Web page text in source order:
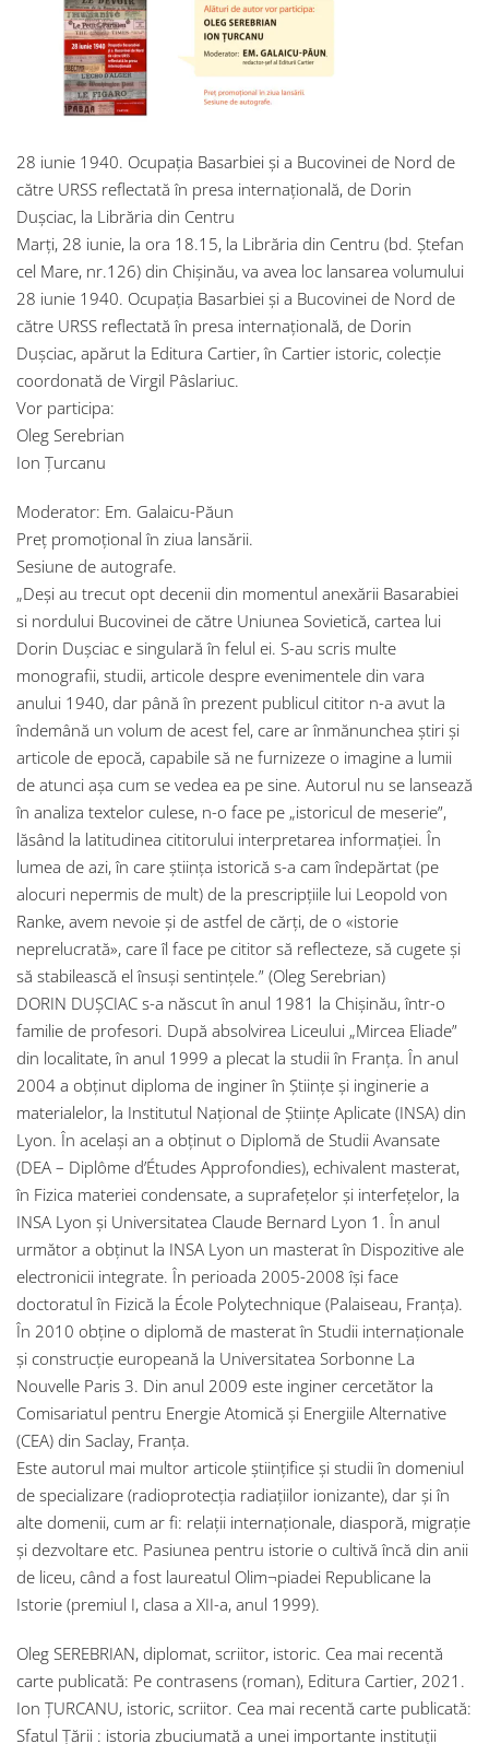
28 iunie 1940. Ocupația Basarbiei și a Bucovinei de Nord de
către URSS reflectată în presa internațională, de Dorin
Dușciac, la Librăria din Centru
Marți, 28 iunie, la ora 18.15, la Librăria din Centru (bd. Ștefan
cel Mare, nr.126) din Chișinău, va avea loc lansarea volumului
28 iunie 1940. Ocupația Basarbiei și a Bucovinei de Nord de
către URSS reflectată în presa internațională, de Dorin
Dușciac, apărut la Editura Cartier, în Cartier istoric, colecție
coordonată de Virgil Pâslariuc.
Vor participa:
Oleg Serebrian
Ion Țurcanu
Moderator: Em. Galaicu-Păun
Preț promoțional în ziua lansării.
Sesiune de autografe.
„Deşi au trecut opt decenii din momentul anexării Basarabiei
si nordului Bucovinei de către Uniunea Sovietică, cartea lui
Dorin Duşciac e singulară în felul ei. S-au scris multe
monografii, studii, articole despre evenimentele din vara
anului 1940, dar până în prezent publicul cititor n-a avut la
îndemână un volum de acest fel, care ar înmănunchea ştiri şi
articole de epocă, capabile să ne furnizeze o imagine a lumii
de atunci aşa cum se vedea ea pe sine. Autorul nu se lansează
în analiza textelor culese, n-o face pe „istoricul de meserie”,
lăsând la latitudinea cititorului interpretarea informaţiei. În
lumea de azi, în care ştiinţa istorică s-a cam îndepărtat (pe
alocuri nepermis de mult) de la prescripţiile lui Leopold von
Ranke, avem nevoie şi de astfel de cărţi, de o «istorie
neprelucrată», care îl face pe cititor să reflecteze, să cugete şi
să stabilească el însuşi sentinţele.” (Oleg Serebrian)
DORIN DUȘCIAC s-a născut în anul 1981 la Chișinău, într-o
familie de profesori. După absolvirea Liceului „Mircea Eliade”
din localitate, în anul 1999 a plecat la studii în Franța. În anul
2004 a obținut diploma de inginer în Științe și inginerie a
materialelor, la Institutul Național de Științe Aplicate (INSA) din
Lyon. În același an a obținut o Diplomă de Studii Avansate
(DEA – Diplôme d’Études Approfondies), echivalent masterat,
în Fizica materiei condensate, a suprafețelor și interfețelor, la
INSA Lyon și Universitatea Claude Bernard Lyon 1. În anul
următor a obținut la INSA Lyon un masterat în Dispozitive ale
electronicii integrate. În perioada 2005-2008 își face
doctoratul în Fizică la École Polytechnique (Palaiseau, Franța).
În 2010 obține o diplomă de masterat în Studii internaționale
și construcție europeană la Universitatea Sorbonne La
Nouvelle Paris 3. Din anul 2009 este inginer cercetător la
Comisariatul pentru Energie Atomică și Energiile Alternative
(CEA) din Saclay, Franța.
Este autorul mai multor articole științifice și studii în domeniul
de specializare (radioprotecția radiațiilor ionizante), dar și în
alte domenii, cum ar fi: relații internaționale, diasporă, migrație
și dezvoltare etc. Pasiunea pentru istorie o cultivă încă din anii
de liceu, când a fost laureatul Olim¬piadei Republicane la
Istorie (premiul I, clasa a XII-a, anul 1999).
Oleg SEREBRIAN, diplomat, scriitor, istoric. Cea mai recentă
carte publicată: Pe contrasens (roman), Editura Cartier, 2021.
Ion ȚURCANU, istoric, scriitor. Cea mai recentă carte publicată:
Sfatul Ţării : istoria zbuciumată a unei importante instituții